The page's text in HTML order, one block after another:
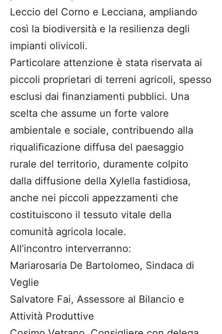
Leccio del Corno e Lecciana, ampliando
così la biodiversità e la resilienza degli
impianti olivicoli.
Particolare attenzione è stata riservata ai
piccoli proprietari di terreni agricoli, spesso
esclusi dai finanziamenti pubblici. Una
scelta che assume un forte valore
ambientale e sociale, contribuendo alla
riqualificazione diffusa del paesaggio
rurale del territorio, duramente colpito
dalla diffusione della Xylella fastidiosa,
anche nei piccoli appezzamenti che
costituiscono il tessuto vitale della
comunità agricola locale.
All’incontro interverranno:
Mariarosaria De Bartolomeo, Sindaca di
Veglie
Salvatore Fai, Assessore al Bilancio e
Attività Produttive